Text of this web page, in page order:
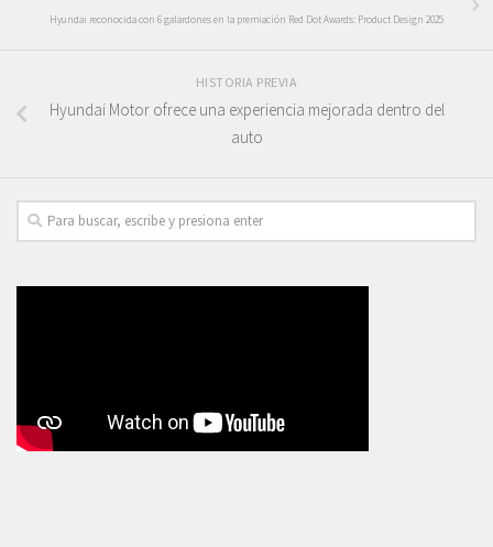
Hyundai reconocida con 6 galardones en la premiación Red Dot Awards: Product Design 2025
HISTORIA PREVIA
Hyundai Motor ofrece una experiencia mejorada dentro del
auto